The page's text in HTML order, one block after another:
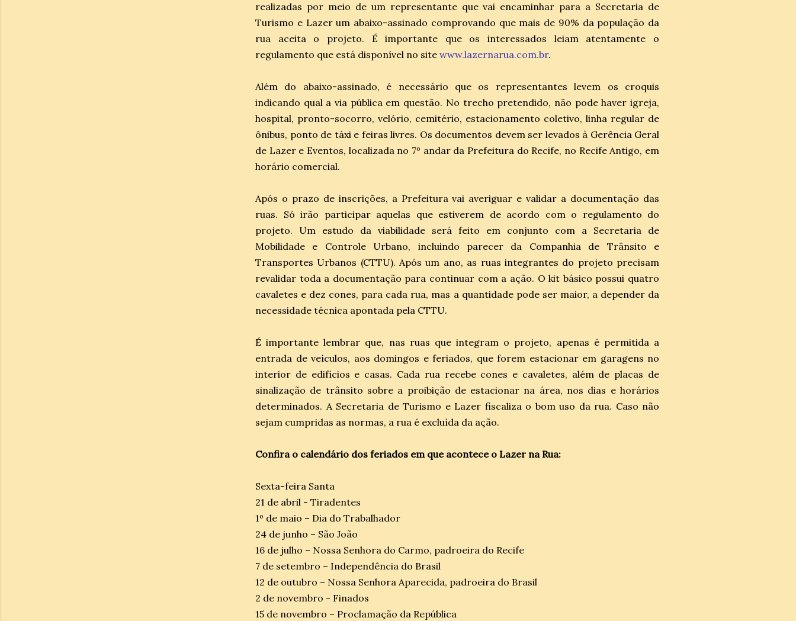
realizadas por meio de um representante que vai encaminhar para a Secretaria de
Turismo e Lazer um abaixo-assinado comprovando que mais de 90% da população da
rua aceita o projeto. É importante que os interessados leiam atentamente o
regulamento que está disponível no site www.lazernarua.com.br.
Além do abaixo-assinado, é necessário que os representantes levem os croquis
indicando qual a via pública em questão. No trecho pretendido, não pode haver igreja,
hospital, pronto-socorro, velório, cemitério, estacionamento coletivo, linha regular de
ônibus, ponto de táxi e feiras livres. Os documentos devem ser levados à Gerência Geral
de Lazer e Eventos, localizada no 7º andar da Prefeitura do Recife, no Recife Antigo, em
horário comercial.
Após o prazo de inscrições, a Prefeitura vai averiguar e validar a documentação das
ruas. Só irão participar aquelas que estiverem de acordo com o regulamento do
projeto. Um estudo da viabilidade será feito em conjunto com a Secretaria de
Mobilidade e Controle Urbano, incluindo parecer da Companhia de Trânsito e
Transportes Urbanos (CTTU). Após um ano, as ruas integrantes do projeto precisam
revalidar toda a documentação para continuar com a ação. O kit básico possui quatro
cavaletes e dez cones, para cada rua, mas a quantidade pode ser maior, a depender da
necessidade técnica apontada pela CTTU.
É importante lembrar que, nas ruas que integram o projeto, apenas é permitida a
entrada de veículos, aos domingos e feriados, que forem estacionar em garagens no
interior de edifícios e casas. Cada rua recebe cones e cavaletes, além de placas de
sinalização de trânsito sobre a proibição de estacionar na área, nos dias e horários
determinados. A Secretaria de Turismo e Lazer fiscaliza o bom uso da rua. Caso não
sejam cumpridas as normas, a rua é excluída da ação.
Confira o calendário dos feriados em que acontece o Lazer na Rua:
Sexta-feira Santa
21 de abril - Tiradentes
1º de maio – Dia do Trabalhador
24 de junho – São João
16 de julho – Nossa Senhora do Carmo, padroeira do Recife
7 de setembro – Independência do Brasil
12 de outubro – Nossa Senhora Aparecida, padroeira do Brasil
2 de novembro - Finados
15 de novembro – Proclamação da República